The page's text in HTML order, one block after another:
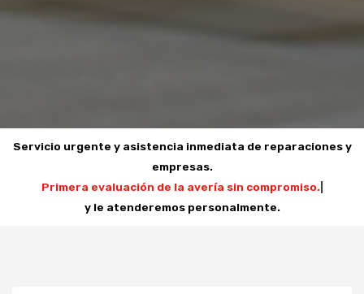
Servicio urgente y asistencia inmediata de reparaciones y
empresas.
Primera evaluación de la avería sin compromiso.|
y le atenderemos personalmente.